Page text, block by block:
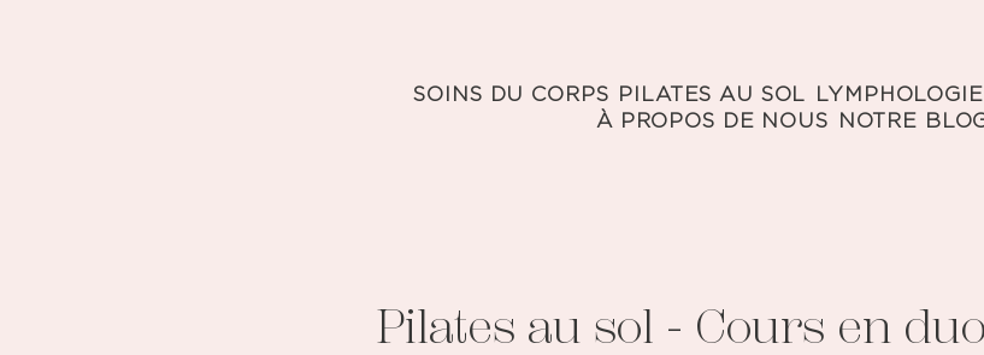
SOINS DU CORPS PILATES AU SOL LYMPHOLOGIE
À PROPOS DE NOUS
NOTRE
Pilates au sol - Cours en duo